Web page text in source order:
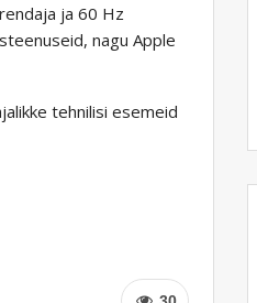
ja 60 Hz
nagu Apple
tehnilisi esemeid